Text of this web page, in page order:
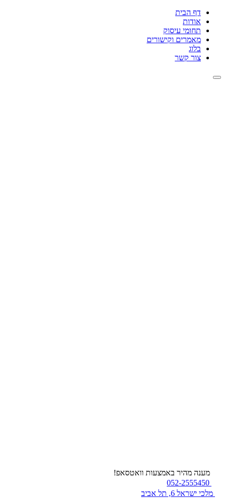
דף הבית
אודות
תחומי עיסוק
מאמרים וקישורים
בלוג
צור קשר
מענה מהיר באמצעות וואטסאפ!
052-2555450
מלכי ישראל 6, תל אביב